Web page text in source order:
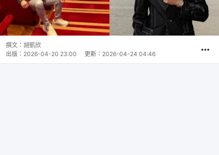
撰文： 胡凱欣
出版： 2026-04-20 23:00 更新： 2026-04-24 04:46